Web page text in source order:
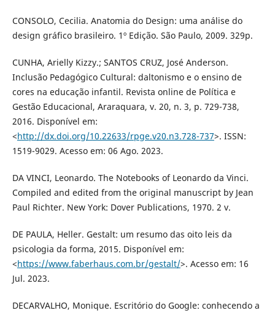
CONSOLO, Cecilia. Anatomia do Design: uma análise do
design gráfico brasileiro. 1º Edição. São Paulo, 2009. 329p.
CUNHA, Arielly Kizzy.; SANTOS CRUZ, José Anderson.
Inclusão Pedagógico Cultural: daltonismo e o ensino de
cores na educação infantil. Revista online de Política e
Gestão Educacional, Araraquara, v. 20, n. 3, p. 729-738,
2016. Disponível em:
<http://dx.doi.org/10.22633/rpge.v20.n3.728-737>. ISSN:
1519-9029. Acesso em: 06 Ago. 2023.
DA VINCI, Leonardo. The Notebooks of Leonardo da Vinci.
Compiled and edited from the original manuscript by Jean
Paul Richter. New York: Dover Publications, 1970. 2 v.
DE PAULA, Heller. Gestalt: um resumo das oito leis da
psicologia da forma, 2015. Disponível em:
<https://www.faberhaus.com.br/gestalt/>. Acesso em: 16
Jul. 2023.
DECARVALHO, Monique. Escritório do Google: conhecendo a